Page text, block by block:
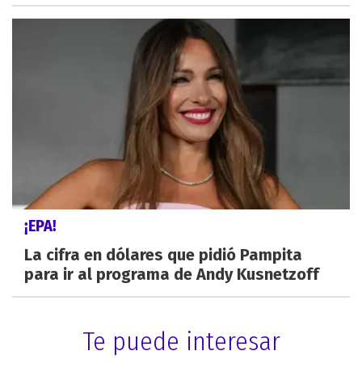
¡EPA!
La cifra en dólares que pidió Pampita
para ir al programa de Andy Kusnetzoff
Te puede interesar